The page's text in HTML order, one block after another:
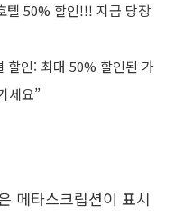
50% 할인!!! 지금 당장
할인: 최대 50% 할인된 가
세요”
메타스크립션이 표시